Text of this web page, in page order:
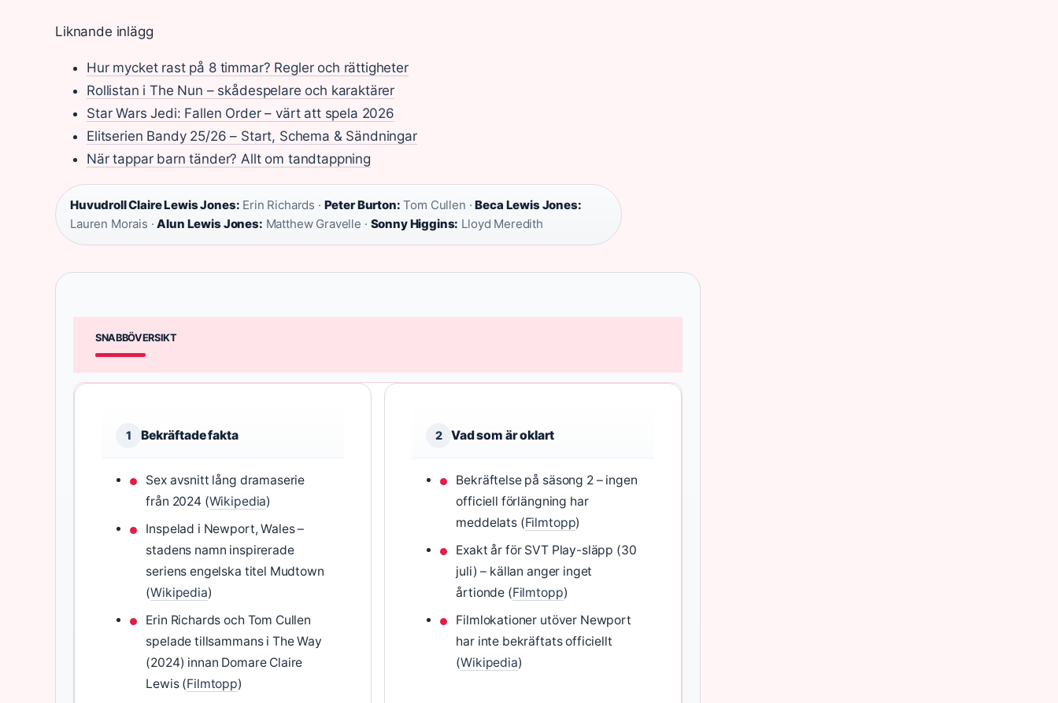
Liknande inlägg
Hur mycket rast på 8 timmar? Regler och rättigheter
Rollistan i The Nun – skådespelare och karaktärer
Star Wars Jedi: Fallen Order – värt att spela 2026
Elitserien Bandy 25/26 – Start, Schema & Sändningar
När tappar barn tänder? Allt om tandtappning
Huvudroll Claire Lewis Jones: Erin Richards · Peter Burton: Tom Cullen ·Beca Lewis Jones:
Lauren Morais ·Alun Lewis Jones: Matthew Gravelle · Sonny Higgins: Lloyd Meredith
SNABBÖVERSIKT
1 Bekräftade fakta
Sex avsnitt lång dramaserie
från 2024 (Wikipedia)
Inspelad i Newport, Wales –
stadens namn inspirerade
seriens engelska titel Mudtown
(Wikipedia)
Erin Richards och Tom Cullen
spelade tillsammans i The Way
(2024) innan Domare Claire
Lewis (Filmtopp)
2 Vad som är oklart
Bekräftelse på säsong 2 – ingen
officiell förlängning har
meddelats (Filmtopp)
Exakt år för SVT Play-släpp (30
juli) – källan anger inget
årtionde (Filmtopp)
Filmlokationer utöver Newport
har inte bekräftats officiellt
(Wikipedia)